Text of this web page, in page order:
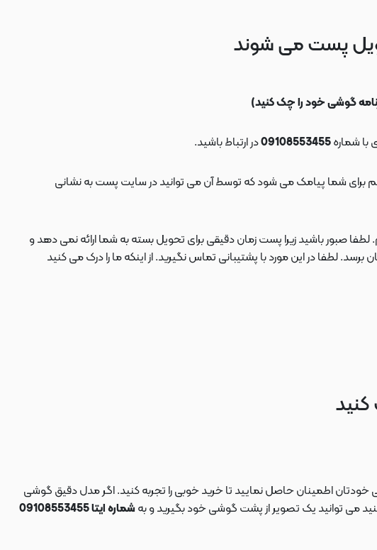
پست می شوند
با شماره در ارتباط باشید.
صبور باشید زیرا پست زمان دقیقی برای تحویل بسته به شما ارائه نمی دهد و
در این مورد با پشتیبانی تماس نگیرید. از اینکه ما را درک می کنید
اطمینان حاصل نمایید تا خرید خوبی را تجربه کنید. اگر مدل دقیق گوشی
می توانید یک تصویر از پشت گوشی خود بگیرید و به شماره ایتا 09108553455